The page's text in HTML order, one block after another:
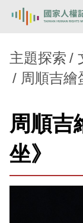
熱門關鍵字：陳
主題探索
背景知識
關於我們
主題探索
周順吉繪
周順吉
坐》